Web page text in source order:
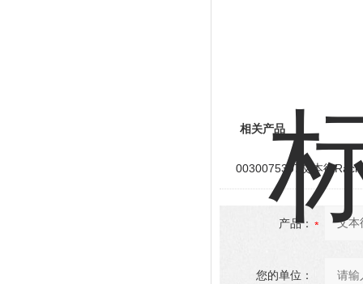
相关产品
0030075307艾本德
产品：
您的单位：